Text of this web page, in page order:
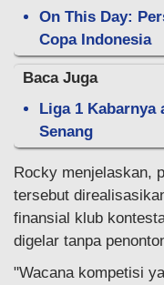
On This Day:
Copa Indonesia
Baca Juga
Liga 1 Kabarnya
Senang
Rocky menjelaskan,
tersebut
finansial klub
digelar tanpa
"Wacana kompetisi